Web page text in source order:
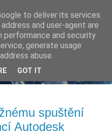
spuštění
Autodesk
to deliver its services
and user-agent are
performance and security
generate usage
abuse.
GOT IT